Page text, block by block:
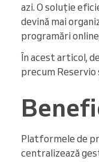
azi. O soluție
devină mai
programări
În acest articol,
precum
Platformele de
centralizează